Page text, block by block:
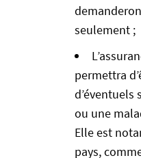
seulement ;
permettra
d’éventuels
ou une
Elle est
pays,